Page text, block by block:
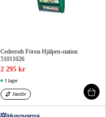
Cederroth Första Hjälpen-station
51011026
2 295 kr
I lager
Jämför